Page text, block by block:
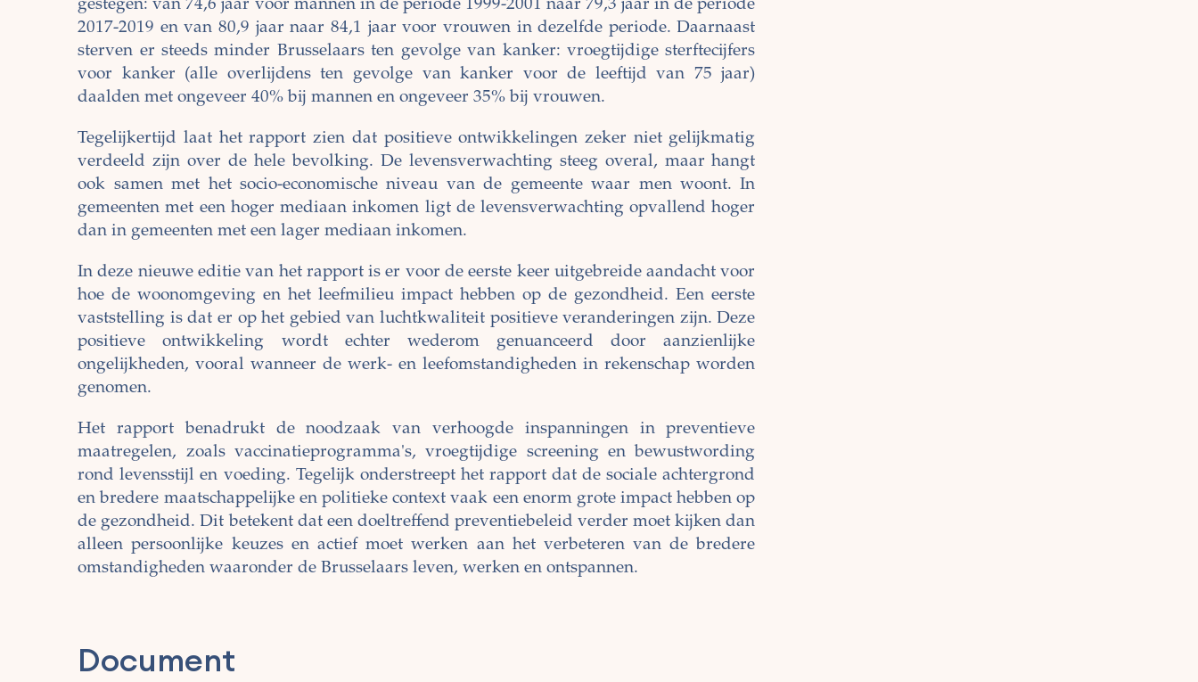
gestegen: van 74,6 jaar voor mannen in de periode 1999-2001 naar 79,3 jaar in de periode
2017-2019 en van 80,9 jaar naar 84,1 jaar voor vrouwen in dezelfde periode. Daarnaast
sterven er steeds minder Brusselaars ten gevolge van kanker: vroegtijdige sterftecijfers
voor kanker (alle overlijdens ten gevolge van kanker voor de leeftijd van 75 jaar)
daalden met ongeveer 40% bij mannen en ongeveer 35% bij vrouwen.
Tegelijkertijd laat het rapport zien dat positieve ontwikkelingen zeker niet gelijkmatig
verdeeld zijn over de hele bevolking. De levensverwachting steeg overal, maar hangt
ook samen met het socio-economische niveau van de gemeente waar men woont. In
gemeenten met een hoger mediaan inkomen ligt de levensverwachting opvallend hoger
dan in gemeenten met een lager mediaan inkomen.
In deze nieuwe editie van het rapport is er voor de eerste keer uitgebreide aandacht voor
hoe de woonomgeving en het leefmilieu impact hebben op de gezondheid. Een eerste
vaststelling is dat er op het gebied van luchtkwaliteit positieve veranderingen zijn. Deze
positieve ontwikkeling wordt echter wederom genuanceerd door aanzienlijke
ongelijkheden, vooral wanneer de werk- en leefomstandigheden in rekenschap worden
genomen.
Het rapport benadrukt de noodzaak van verhoogde inspanningen in preventieve
maatregelen, zoals vaccinatieprogramma's, vroegtijdige screening en bewustwording
rond levensstijl en voeding. Tegelijk onderstreept het rapport dat de sociale achtergrond
en bredere maatschappelijke en politieke context vaak een enorm grote impact hebben op
de gezondheid. Dit betekent dat een doeltreffend preventiebeleid verder moet kijken dan
alleen persoonlijke keuzes en actief moet werken aan het verbeteren van de bredere
omstandigheden waaronder de Brusselaars leven, werken en ontspannen.
Document